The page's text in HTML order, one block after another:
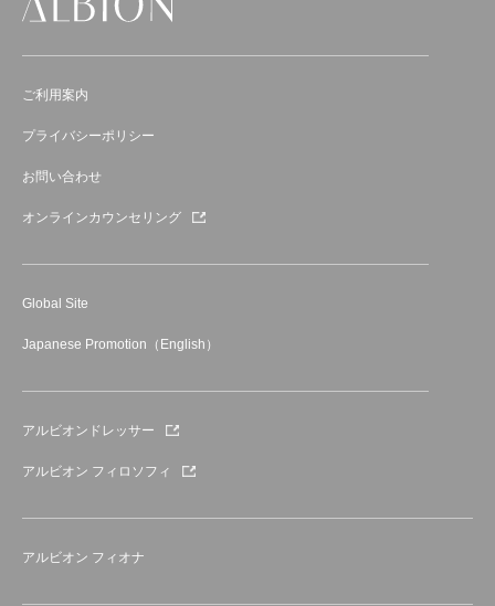
ご利用案内
プライバシーポリシー
お問い合わせ
オンラインカウンセリング
Global Site
Japanese Promotion（English）
アルビオンドレッサー
アルビオン フィロソフィ
アルビオン フィオナ